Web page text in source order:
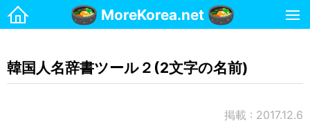
MoreKorea.net
韓国生活
韓国人名辞書ツール２(2文字の名前)
掲載 : 2017.12.6